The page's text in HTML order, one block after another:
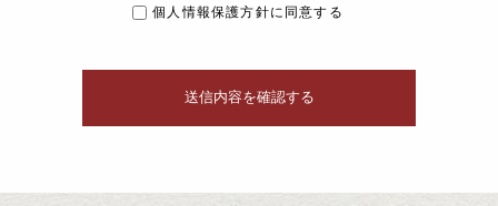
個人情報保護方針に同意する